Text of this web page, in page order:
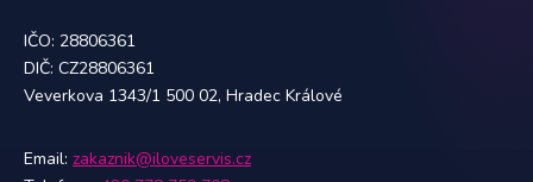
IČO: 28806361
DIČ: CZ28806361
Veverkova 1343/1 500 02, Hradec Králové
Email: zakaznik@iloveservis.cz